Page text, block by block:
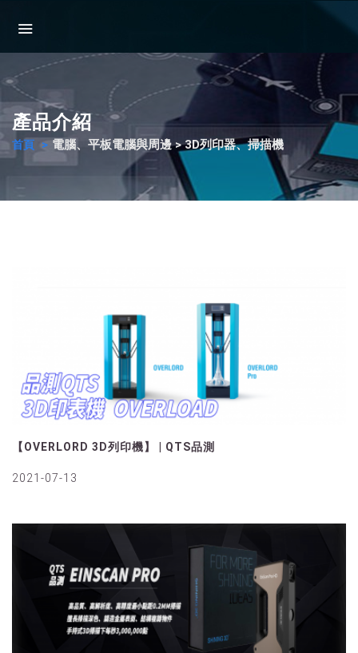
產品介紹
首頁 電腦、平板電腦與周邊 > 3D列印器、掃描機
【OVERLORD 3D列印機】 | QTS品測
2021-07-13